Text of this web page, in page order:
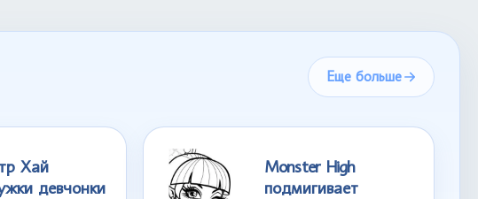
Еще больше
Хай
девчонки
Monster High
подмигивает